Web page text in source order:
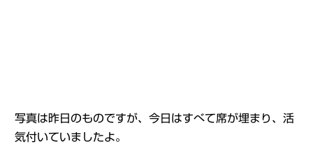
写真は昨日のものですが、今日はすべて席が埋まり、活
気付いていましたよ。